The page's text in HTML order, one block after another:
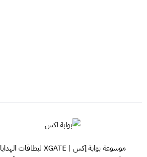
موسوعة بوابة إكس | XGATE لبطاقات الهدايا